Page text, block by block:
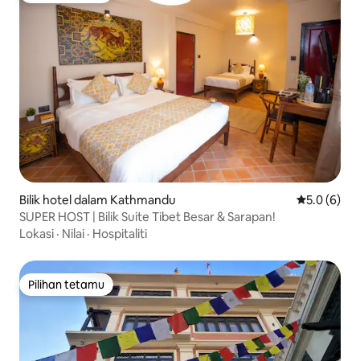
Bilik hotel dalam Kathmandu Penarafan
5.0 (6)
SUPER HOST | Bilik Suite Tibet Besar & Sarapan!
Lokasi · Nilai · Hospitaliti
Pilihan tetamu
Pilihan tetamu